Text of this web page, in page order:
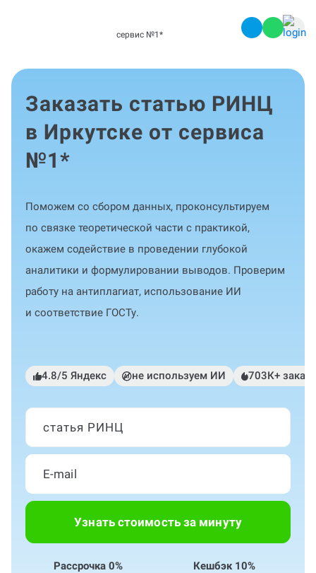
сервис №1 *
Заказать статью РИНЦ
в Иркутске от сервиса
№1*
Поможем со сбором данных, проконсультируем
по связке теоретической части с практикой,
окажем содействие в проведении глубокой
аналитики и формулировании выводов. Проверим
работу на антиплагиат, использование ИИ
и соответствие ГОСТу.
4.8/5 Яндекс не используем ИИ 703К+
статья РИНЦ
Узнать стоимость за минуту
Рассрочка 0% Кешбэк 10%